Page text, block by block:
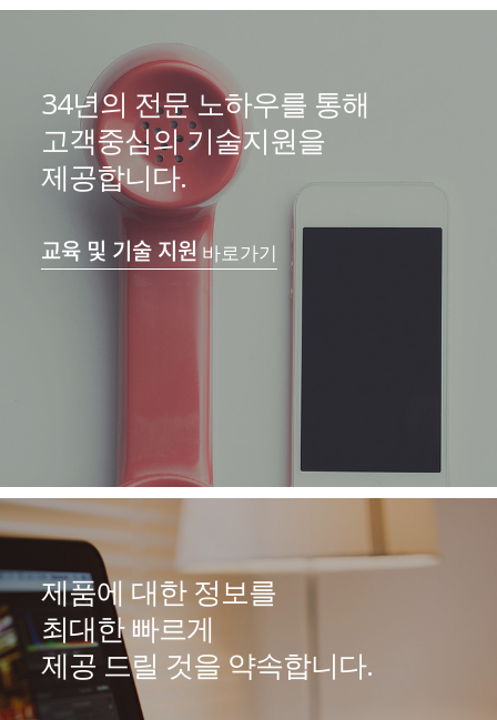
34년의 전문 노하우를 통해
고객중심의 기술지원을
제공합니다.
교육 및 기술 지원바로가기
제품에 대한 정보를
최대한 빠르게
제공 드릴 것을 약속합니다.